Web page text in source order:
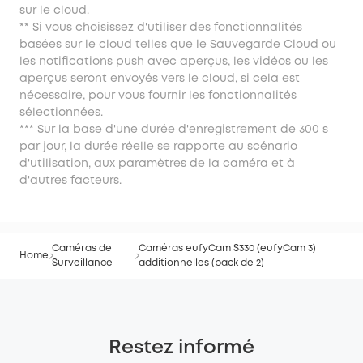
sur le cloud.
** Si vous choisissez d'utiliser des fonctionnalités
basées sur le cloud telles que le Sauvegarde Cloud ou
les notifications push avec aperçus, les vidéos ou les
aperçus seront envoyés vers le cloud, si cela est
nécessaire, pour vous fournir les fonctionnalités
sélectionnées.
*** Sur la base d'une durée d'enregistrement de 300 s
par jour, la durée réelle se rapporte au scénario
d'utilisation, aux paramètres de la caméra et à
d'autres facteurs.
Home
Caméras de
Surveillance
Caméras eufyCam S330 (eufyCam 3)
additionnelles (pack de 2)
Restez informé